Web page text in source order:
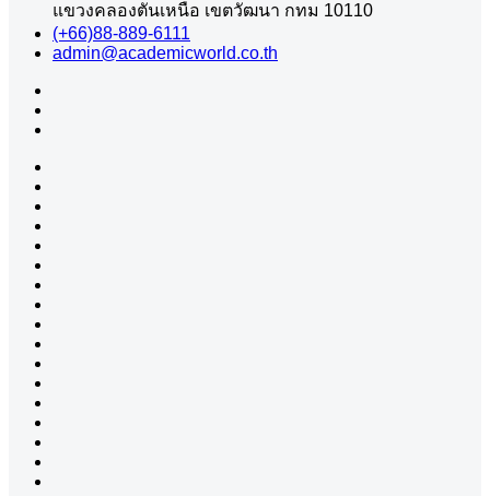
แขวงคลองตันเหนือ เขตวัฒนา กทม 10110
(+66)88-889-6111
admin@academicworld.co.th